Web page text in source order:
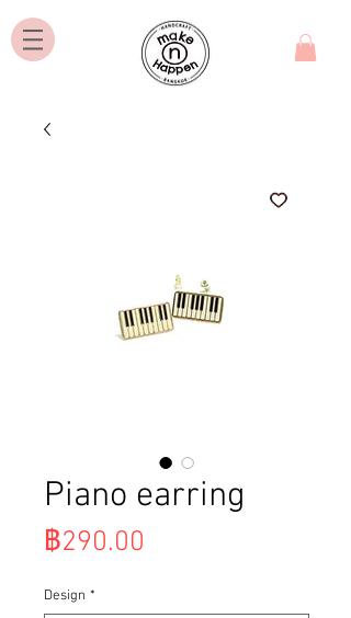
Piano earring
฿290.00
Design *